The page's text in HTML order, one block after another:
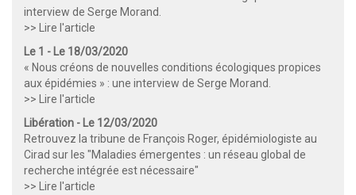
interview de Serge Morand.
>> Lire l'article
Le 1 - Le 18/03/2020
« Nous créons de nouvelles conditions écologiques propices
aux épidémies » : une interview de Serge Morand.
>> Lire l'article
Libération - Le 12/03/2020
Retrouvez la tribune de François Roger, épidémiologiste au
Cirad sur les "Maladies émergentes : un réseau global de
recherche intégrée est nécessaire"
>> Lire l'article